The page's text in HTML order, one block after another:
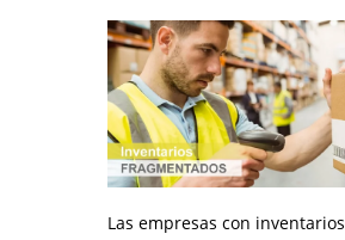
Las empresas con inventarios